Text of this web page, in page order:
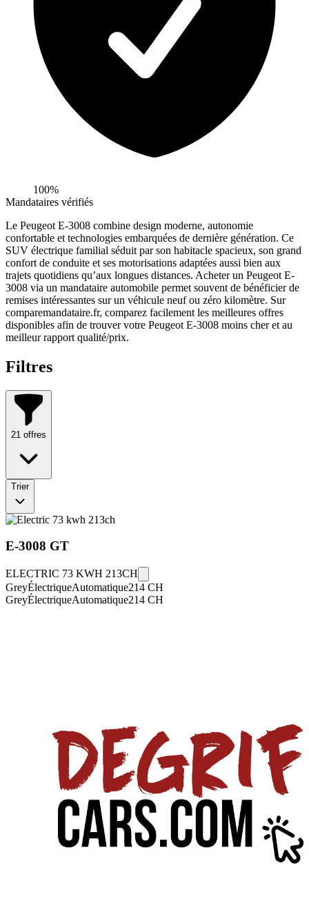
100%
Mandataires vérifiés
Le Peugeot E-3008 combine design moderne, autonomie
confortable et technologies embarquées de dernière génération. Ce
SUV électrique familial séduit par son habitacle spacieux, son grand
confort de conduite et ses motorisations adaptées aussi bien aux
trajets quotidiens qu’aux longues distances. Acheter un Peugeot E-
3008 via un mandataire automobile permet souvent de bénéficier de
remises intéressantes sur un véhicule neuf ou zéro kilomètre. Sur
comparemandataire.fr, comparez facilement les meilleures offres
disponibles afin de trouver votre Peugeot E-3008 moins cher et au
meilleur rapport qualité/prix.
Filtres
21 offres
Trier
E-3008 GT
ELECTRIC 73 KWH 213CH
GreyÉlectriqueAutomatique214 CH
GreyÉlectriqueAutomatique214 CH